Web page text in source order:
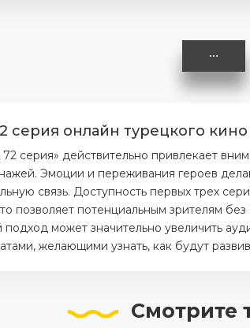
серия онлайн турецкого
серия» действительно привлекает
Эмоции и переживания героев
связь. Доступность первых трех
позволяет потенциальным зрителям
может значительно увеличить
желающими узнать, как будут
Смотрите